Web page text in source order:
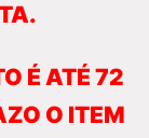
É ATÉ 72
O ITEM